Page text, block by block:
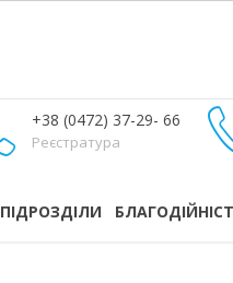
+38 (0472) 37-29- 66
Реєстратура
ПІДРОЗДІЛИ